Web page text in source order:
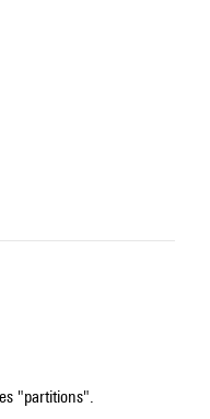
"partitions".